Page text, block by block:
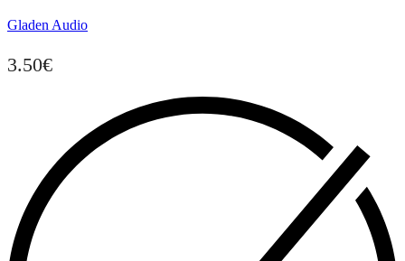
Gladen Audio
3.50€